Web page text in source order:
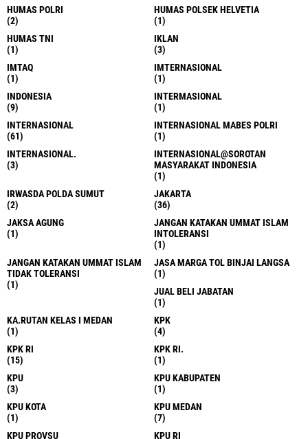
HUMAS POLRI
(2)
HUMAS POLSEK HELVETIA
(1)
HUMAS TNI
(1)
IKLAN
(3)
IMTAQ
(1)
IMTERNASIONAL
(1)
INDONESIA
(9)
INTERMASIONAL
(1)
INTERNASIONAL
(61)
INTERNASIONAL MABES POLRI
(1)
INTERNASIONAL.
(3)
INTERNASIONAL@SOROTAN
MASYARAKAT INDONESIA
(1)
IRWASDA POLDA SUMUT
(2)
JAKARTA
(36)
JAKSA AGUNG
(1)
JANGAN KATAKAN UMMAT ISLAM
INTOLERANSI
(1)
JANGAN KATAKAN UMMAT ISLAM
TIDAK TOLERANSI
(1)
JASA MARGA TOL BINJAI LANGSA
(1)
JUAL BELI JABATAN
(1)
KA.RUTAN KELAS I MEDAN
(1)
KPK
(4)
KPK RI
(15)
KPK RI.
(1)
KPU
(3)
KPU KABUPATEN
(1)
KPU KOTA
(1)
KPU MEDAN
(7)
KPU PROVSU
KPU RI